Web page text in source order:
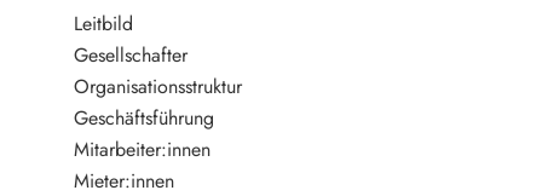
Leitbild
Gesellschafter
Organisationsstruktur
Geschäftsführung
Mitarbeiter:innen
Mieter:innen